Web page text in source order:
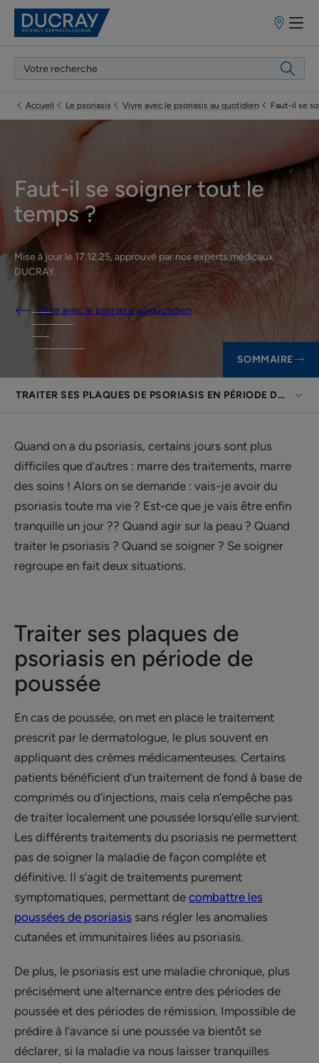
Points
vente
Accueil Le psoriasis Vivre avec le psoriasis au quotidien Faut-il se
Faut-il se soigner tout le
temps ?
Mise à jour le 17.12.25, approuvé parnos experts médicaux
DUCRAY.
Vivre avec le psoriasis au quotidien
SOMMAIRE
TRAITER SES PLAQUES DE PSORIASIS EN PÉRIODE DE
Quand on a du psoriasis, certains jours sont plus
difficiles que d’autres : marre des traitements, marre
des soins ! Alors on se demande : vais-je avoir du
psoriasis toute ma vie ? Est-ce que je vais être enfin
tranquille un jour ?? Quand agir sur la peau ? Quand
traiter le psoriasis ? Quand se soigner ? Se soigner
regroupe en fait deux situations.
Traiter ses plaques de
psoriasis en période de
poussée
En cas de poussée, on met en place le traitement
prescrit par le dermatologue, le plus souvent en
appliquant des crèmes médicamenteuses. Certains
patients bénéficient d’un traitement de fond à base de
comprimés ou d’injections, mais cela n’empêche pas
de traiter localement une poussée lorsqu’elle survient.
Les différents traitements du psoriasis ne permettent
pas de soigner la maladie de façon complète et
définitive. Il s’agit de traitements purement
symptomatiques, permettant de combattre les
poussées de psoriasis sans régler les anomalies
cutanées et immunitaires liées au psoriasis.
De plus, le psoriasis est une maladie chronique, plus
précisément une alternance entre des périodes de
poussée et des périodes de rémission. Impossible de
prédire à l’avance si une poussée va bientôt se
déclarer, si la maladie va nous laisser tranquilles